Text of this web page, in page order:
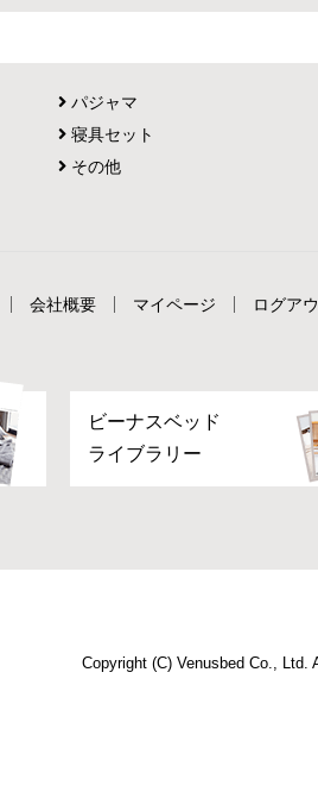
パジャマ
寝具セット
その他
会社概要 マイページ ログア
ビーナスベッド
ライブラリー
Copyright (C) Venusbed Co., Ltd.